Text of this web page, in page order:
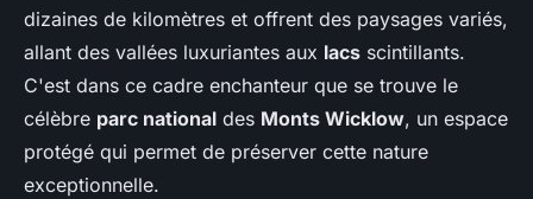
dizaines de kilomètres et offrent des paysages variés,
allant des vallées luxuriantes aux lacs scintillants.
C'est dans ce cadre enchanteur que se trouve le
célèbre parc national des Monts Wicklow, un espace
protégé qui permet de préserver cette nature
exceptionnelle.